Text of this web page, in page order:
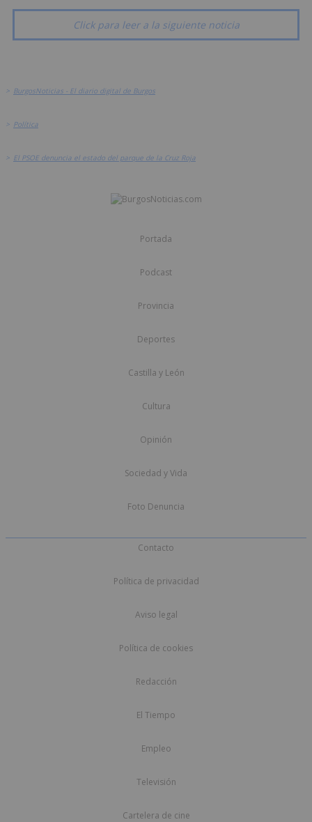
Click para leer a la siguiente noticia
> BurgosNoticias - El diario digital de Burgos
> Política
> El PSOE denuncia el estado del parque de la Cruz Roja
Portada
Podcast
Provincia
Deportes
Castilla y León
Cultura
Opinión
Sociedad y Vida
Foto Denuncia
Contacto
Política de privacidad
Aviso legal
Política de cookies
Redacción
El Tiempo
Empleo
Televisión
Cartelera de cine